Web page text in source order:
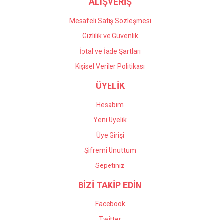
Mesafeli Satış Sözleşmesi
Gizlilik ve Güvenlik
İptal ve İade Şartları
Kişisel Veriler Politikası
ÜYELİK
Hesabım
Yeni Üyelik
Üye Girişi
Şifremi Unuttum
Sepetiniz
BİZİ TAKİP EDİN
Facebook